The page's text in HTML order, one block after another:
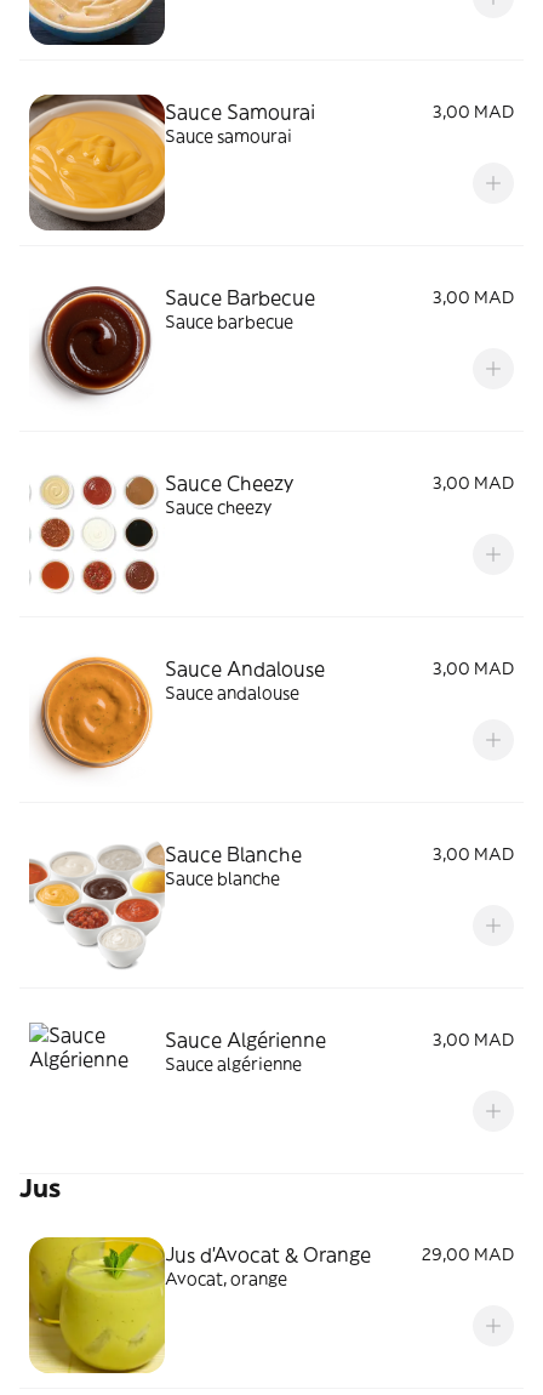
Sauce Samourai
3,00 MAD
Sauce samourai
Sauce Barbecue
3,00 MAD
Sauce barbecue
Sauce Cheezy
3,00 MAD
Sauce cheezy
Sauce Andalouse
3,00 MAD
Sauce andalouse
Sauce Blanche
3,00 MAD
Sauce blanche
Sauce Algérienne
3,00 MAD
Sauce algérienne
Jus
Jus d'Avocat & Orange
29,00 MAD
Avocat, orange